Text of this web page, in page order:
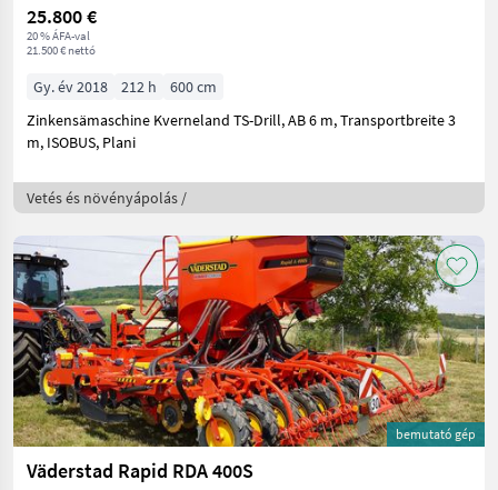
25.800 €
20 % ÁFA-val
21.500 € nettó
Gy. év 2018 212 h
600 cm
Zinkensämaschine Kverneland TS-Drill, AB 6 m, Transportbreite 3
m, ISOBUS, Plani
Vetés és növényápolás /
bemutató gép
Väderstad Rapid RDA 400S